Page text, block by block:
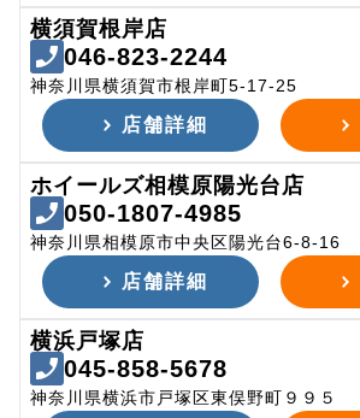
横須賀根岸店
046-823-2244
神奈川県横須賀市根岸町5-17-25
店舗詳細
ホイールズ相模原陽光台店
050-1807-4985
神奈川県相模原市中央区陽光台6-8-16
店舗詳細
横浜戸塚店
045-858-5678
神奈川県横浜市戸塚区東俣野町９９５